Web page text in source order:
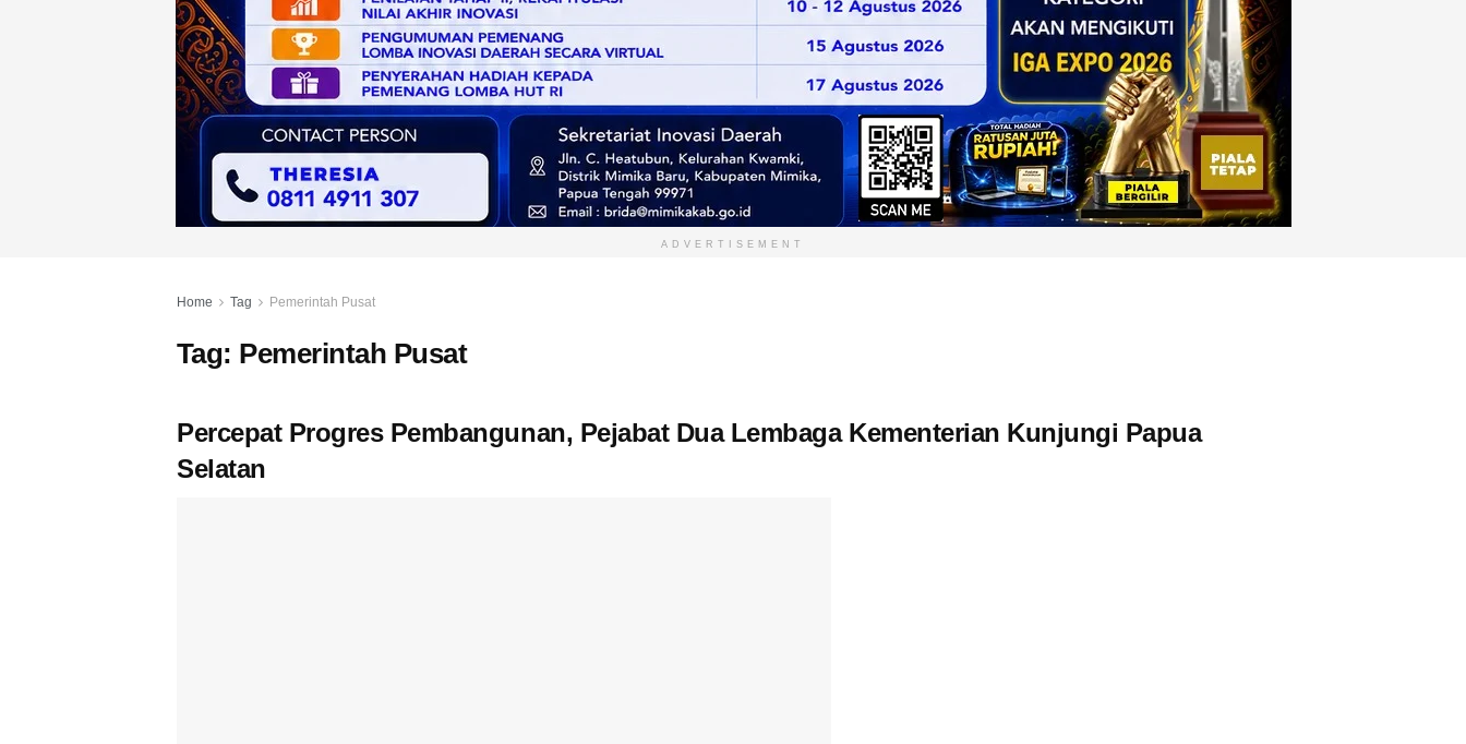
ADVERTISEMENT
Home Tag Pemerintah Pusat
Tag: Pemerintah Pusat
Percepat Progres Pembangunan, Pejabat Dua Lembaga Kementerian Kunjungi Papua
Selatan